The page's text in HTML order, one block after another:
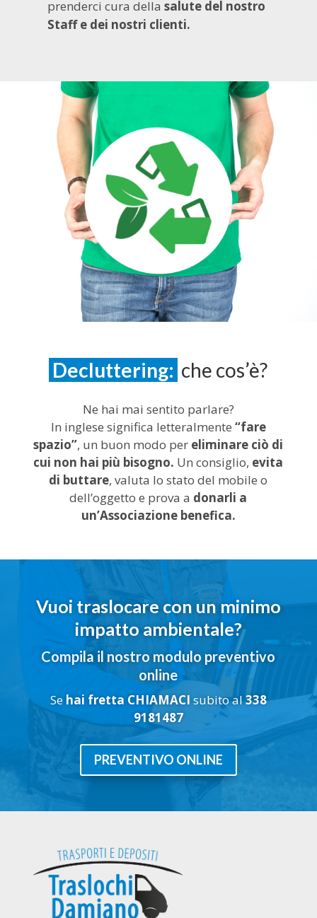
prenderci cura della salute del nostro
Staff e dei nostri clienti.
Decluttering: che cos’è?
Ne hai mai sentito parlare?
In inglese significa letteralmente “fare
spazio”, un buon modo per eliminare ciò di
cui non hai più bisogno. Un consiglio, evita
di buttare, valuta lo stato del mobile o
dell’oggetto e prova a donarli a
un’Associazione benefica.
Vuoi traslocare con un minimo
impatto ambientale?
Compila il nostro modulo preventivo
online
Se hai fretta CHIAMACI subito al338
9181487
PREVENTIVO ONLINE